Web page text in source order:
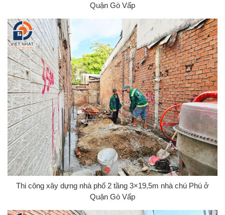
Quận Gò Vấp
Thi công xây dựng nhà phố 2 tầng 3×19,5m nhà chú Phú ở
Quận Gò Vấp